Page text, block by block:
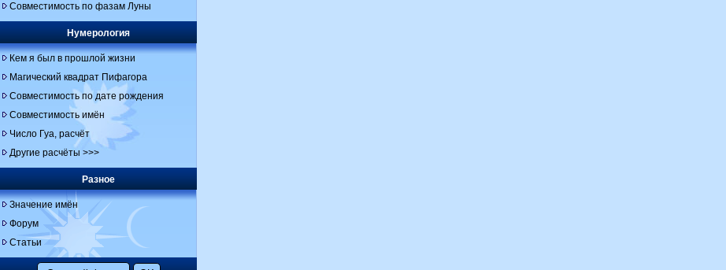
Совместимость по фазам Луны
Нумерология
Кем я был в прошлой жизни
Магический квадрат Пифагора
Совместимость по дате рождения
Совместимость имён
Число Гуа, расчёт
Другие расчёты >>>
Разное
Значение имён
Форум
Статьи